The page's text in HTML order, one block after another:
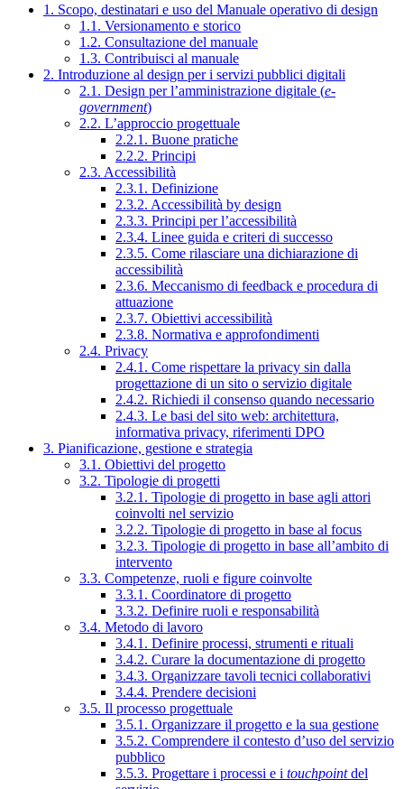
1. Scopo, destinatari e uso del Manuale operativo di design
1.1. Versionamento e storico
1.2. Consultazione del manuale
1.3. Contribuisci al manuale
2. Introduzione al design per i servizi pubblici digitali
2.1. Design per l’amministrazione digitale (e-
government)
2.2. L’approccio progettuale
2.2.1. Buone pratiche
2.2.2. Principi
2.3. Accessibilità
2.3.1. Definizione
2.3.2. Accessibilità by design
2.3.3. Principi per l’accessibilità
2.3.4. Linee guida e criteri di successo
2.3.5. Come rilasciare una dichiarazione di
accessibilità
2.3.6. Meccanismo di feedback e procedura di
attuazione
2.3.7. Obiettivi accessibilità
2.3.8. Normativa e approfondimenti
2.4. Privacy
2.4.1. Come rispettare la privacy sin dalla
progettazione di un sito o servizio digitale
2.4.2. Richiedi il consenso quando necessario
2.4.3. Le basi del sito web: architettura,
informativa privacy, riferimenti DPO
3. Pianificazione, gestione e strategia
3.1. Obiettivi del progetto
3.2. Tipologie di progetti
3.2.1. Tipologie di progetto in base agli attori
coinvolti nel servizio
3.2.2. Tipologie di progetto in base al focus
3.2.3. Tipologie di progetto in base all’ambito di
intervento
3.3. Competenze, ruoli e figure coinvolte
3.3.1. Coordinatore di progetto
3.3.2. Definire ruoli e responsabilità
3.4. Metodo di lavoro
3.4.1. Definire processi, strumenti e rituali
3.4.2. Curare la documentazione di progetto
3.4.3. Organizzare tavoli tecnici collaborativi
3.4.4. Prendere decisioni
3.5. Il processo progettuale
3.5.1. Organizzare il progetto e la sua gestione
3.5.2. Comprendere il contesto d’uso del servizio
pubblico
3.5.3. Progettare i processi e i touchpointdel